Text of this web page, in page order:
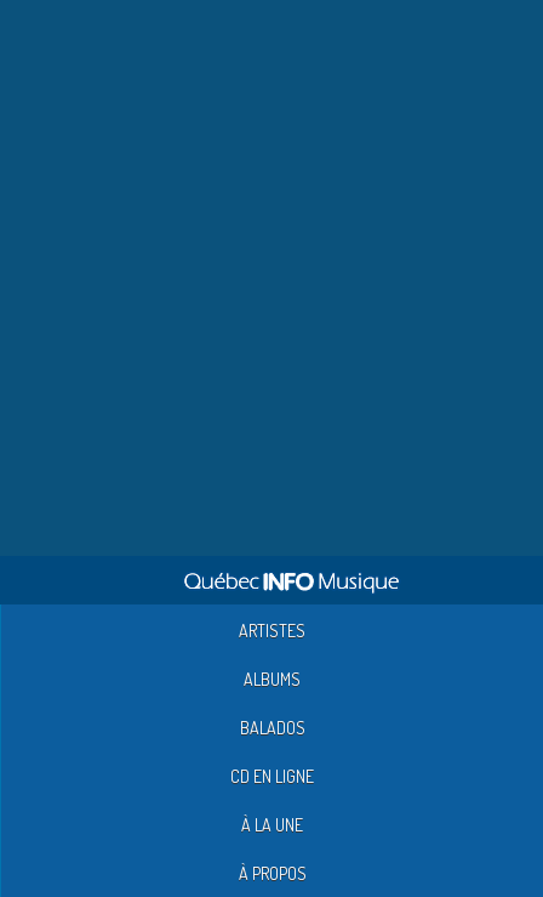
ARTISTES
ALBUMS
BALADOS
CD EN LIGNE
À LA UNE
À PROPOS